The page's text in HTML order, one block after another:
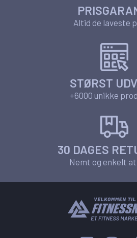
Altid de laveste
STØRST
+6000 unikke
30 DAGES
Nemt og enkelt